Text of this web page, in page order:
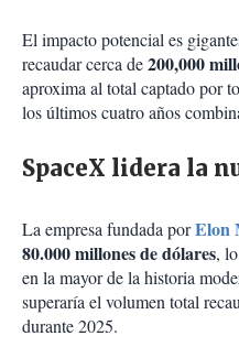
El impacto potencial es
recaudar cerca de200,000
aproxima al total captado por
los últimos cuatro años
SpaceX lidera la
La empresa fundada porElon
80.000 millones de dólares,
en la mayor de la historia
superaría el volumen total
durante 2025.